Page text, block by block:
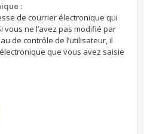
:
de courrier électronique qui
vous ne l’avez pas modifié par
de contrôle de l’utilisateur, il
que vous avez saisie